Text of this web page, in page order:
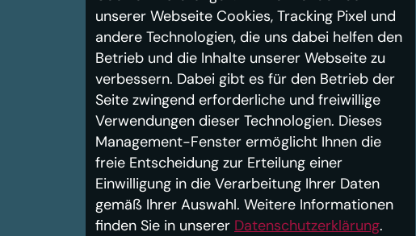
unserer Webseite Cookies, Tracking Pixel und
andere Technologien, die uns dabei helfen den
Betrieb und die Inhalte unserer Webseite zu
verbessern. Dabei gibt es für den Betrieb der
Seite zwingend erforderliche und freiwillige
Verwendungen dieser Technologien. Dieses
Management-Fenster ermöglicht Ihnen die
freie Entscheidung zur Erteilung einer
Einwilligung in die Verarbeitung Ihrer Daten
gemäß Ihrer Auswahl. Weitere Informationen
finden Sie in unserer Datenschutzerklärung.